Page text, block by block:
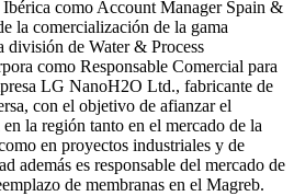
como Account Manager Spain &
la comercialización de la gama
división de Water & Process
como Responsable Comercial para
LG NanoH2O Ltd., fabricante de
con el objetivo de afianzar el
la región tanto en el mercado de la
en proyectos industriales y de
además es responsable del mercado de
de membranas en el Magreb.